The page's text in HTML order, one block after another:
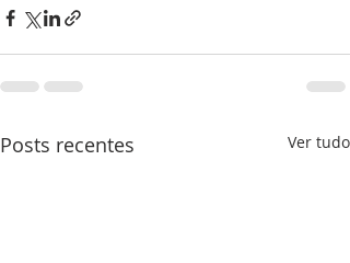
Posts recentes Ver tudo